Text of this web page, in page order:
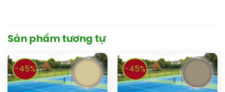
Sản phẩm tương tự
-45% -45%